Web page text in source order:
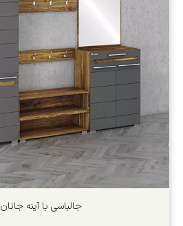
جالباسی با آینه جانان